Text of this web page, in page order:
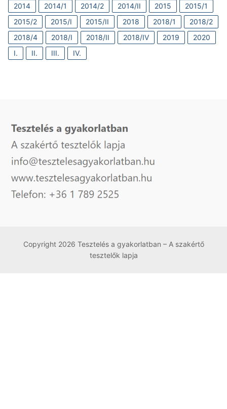
2014
2014/1 2014/2 2014/II 2015
2015/1
2015/2
2015/I 2015/II 2018 2018/1
2018/2
2018/4
2018/I 2018/II 2018/IV 2019
2020
I.
II. III. IV.
Copyright 2026 Tesztelés a gyakorlatban – A szakértő
tesztelők lapja